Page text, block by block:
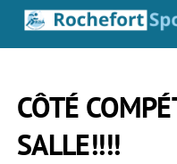
CÔTÉ
SALLE!!!!